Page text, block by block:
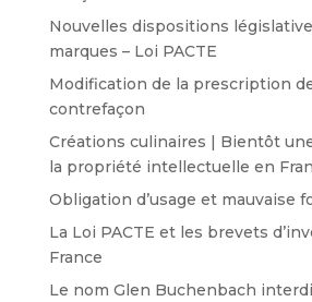
Nouvelles dispositions
marques – Loi PACTE
Modification de la prescription
contrefaçon
Créations culinaires | Bientôt
la propriété intellectuelle en
Obligation d’usage et mauvaise
La Loi PACTE et les brevets
France
Le nom Glen Buchenbach